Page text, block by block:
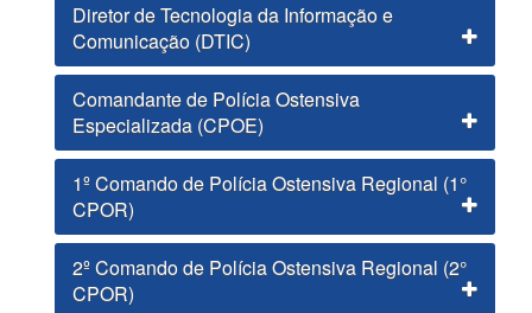
Diretor de Tecnologia da Informação e
Comunicação (DTIC)
Comandante de Polícia Ostensiva
Especializada (CPOE)
1º Comando de Polícia Ostensiva Regional (1°
CPOR)
2º Comando de Polícia Ostensiva Regional (2°
CPOR)